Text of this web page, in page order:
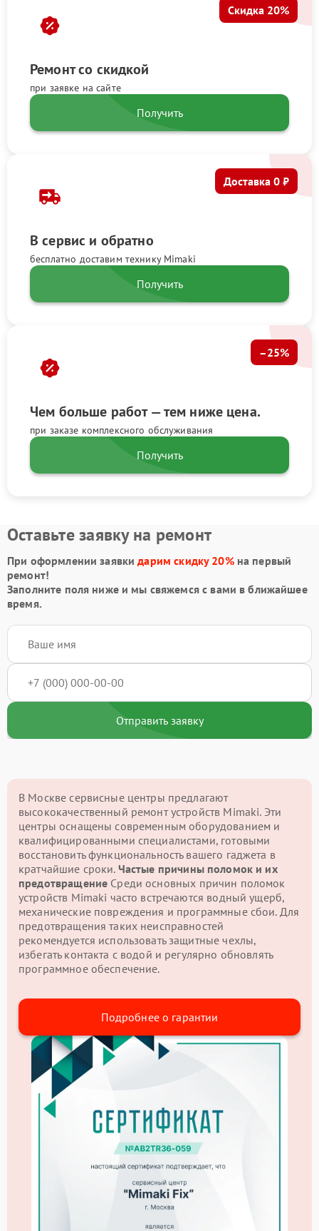
Ремонт со скидкой
при заявке на сайте
Скидка 20%
Получить
В сервис и обратно
бесплатно доставим технику Mimaki
Доставка 0 ₽
Получить
Чем больше работ — тем ниже цена.
при заказе комплексного обслуживания
–25%
Получить
Оставьте заявку на ремонт
При оформлении заявкидарим скидку 20%на первый
ремонт!
Заполните поля ниже и мы свяжемся с вами в ближайшее
время.
Отправить заявку
В Москве сервисные центры предлагают
высококачественный ремонт устройств Mimaki. Эти
центры оснащены современным оборудованием и
квалифицированными специалистами, готовыми
восстановить функциональность вашего гаджета в
кратчайшие сроки. Частые причины поломок и их
предотвращение Среди основных причин поломок
устройств Mimaki часто встречаются водный ущерб,
механические повреждения и программные сбои. Для
предотвращения таких неисправностей
рекомендуется использовать защитные чехлы,
избегать контакта с водой и регулярно обновлять
программное обеспечение.
Подробнее о гарантии